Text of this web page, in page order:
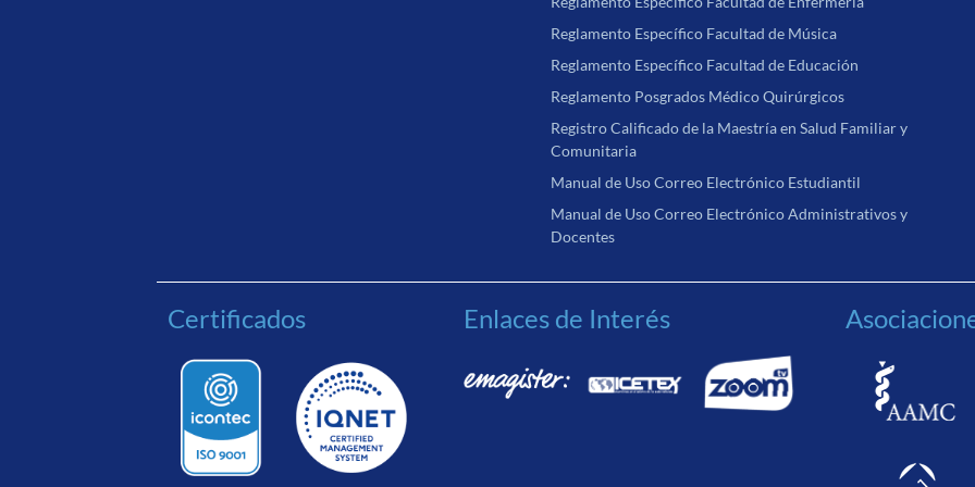
Reglamento Específico Facultad de Música
Reglamento Específico Facultad de Educación
Reglamento Posgrados Médico Quirúrgicos
Registro Calificado de la Maestría en Salud Familiar y
Comunitaria
Manual de Uso Correo Electrónico Estudiantil
Manual de Uso Correo Electrónico Administrativos y
Docentes
Certificados Enlaces de Interés